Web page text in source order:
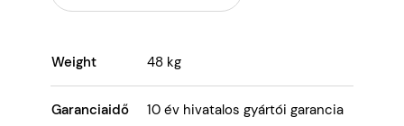
Weight 48 kg
Garanciaidő 10 év hivatalos gyártói garancia